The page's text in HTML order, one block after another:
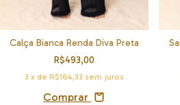
Calça Bianca Renda Diva Preta
R$493,00
3 x de R$164,33 sem juros
Comprar